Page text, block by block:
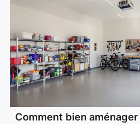
Comment bien